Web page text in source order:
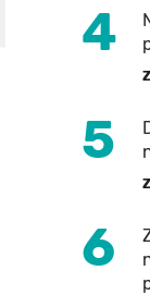
4
5
6